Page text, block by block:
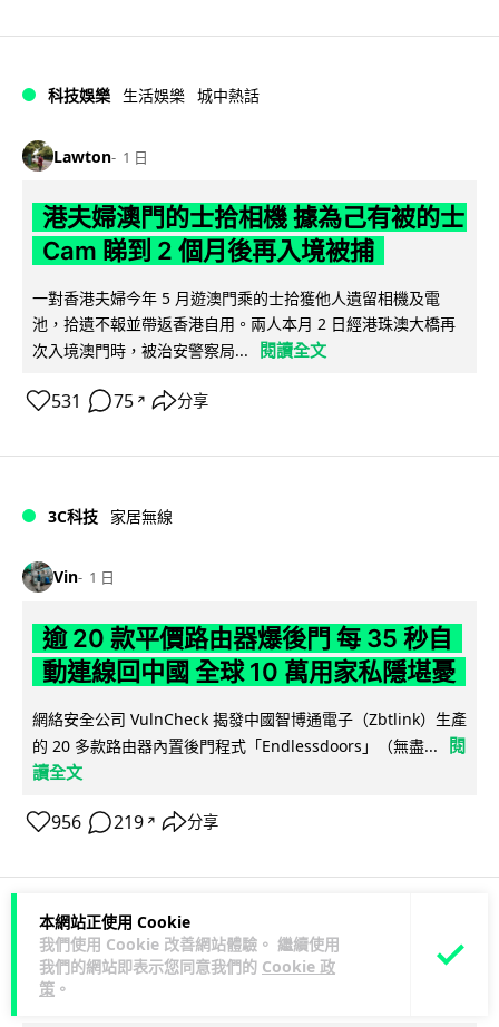
本網站正使用 Cookie
我們使用 Cookie 改善網站體驗。 繼續使用
我們的網站即表示您同意我們的 Cookie 政
策 。
科技娛樂 生活娛樂 城中熱話
Lawton 1 日
港夫婦澳門的士拾相機 據為己有被的士
Cam 睇到 2 個月後再入境被捕
一對香港夫婦今年 5 月遊澳門乘的士拾獲他人遺留相機及電
池，拾遺不報並帶返香港自用。兩人本月 2 日經港珠澳大橋再
次入境澳門時，被治安警察局...
閱讀全文
531 75 ↗ 分享
3C科技 家居無線
Vin 1 日
逾 20 款平價路由器爆後門 每 35 秒自
動連線回中國 全球 10 萬用家私隱堪憂
網絡安全公司 VulnCheck 揭發中國智博通電子（Zbtlink）生產
的 20 多款路由器內置後門程式「Endlessdoors」（無盡...
閱
讀全文
956 219 ↗ 分享
人工智能
arthur